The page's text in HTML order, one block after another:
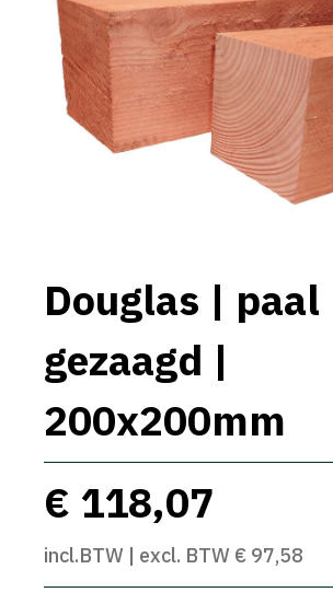
Douglas | paal
gezaagd |
200x200mm
€ 118,07
incl.BTW | excl. BTW € 97,58